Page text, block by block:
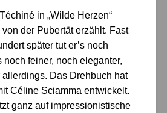
in „Wilde Herzen“
der Pubertät erzählt. Fast
später tut er’s noch
noch feiner, noch eleganter,
Das Drehbuch hat
Céline Sciamma entwickelt.
ganz auf impressionistische